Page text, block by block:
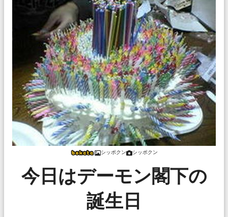
シッポクン シッポクン
今日はデーモン閣下の
誕生日